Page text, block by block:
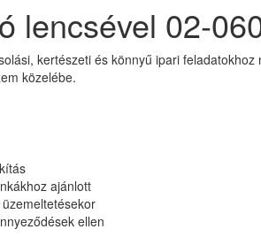
lencsével 02-
kertészeti és könnyű ipari
közelébe.
ajánlott
ellen